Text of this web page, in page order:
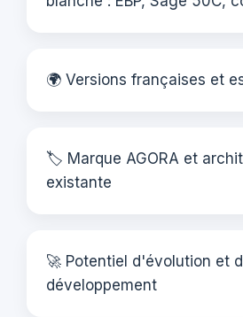
🌍 Versions françaises et
🏷️ Marque AGORA et
existante
🚀 Potentiel d'évolution et
développement